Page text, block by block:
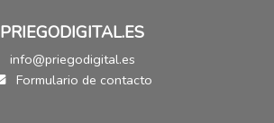
PRIEGODIGITAL.ES
info@priegodigital.es
Formulario de contacto